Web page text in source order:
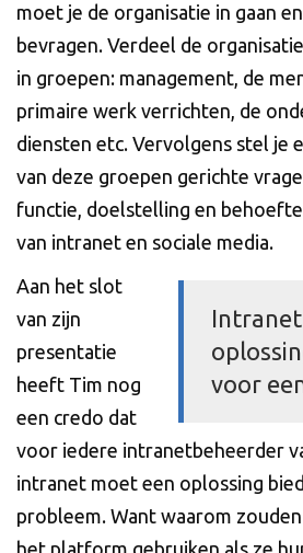
moet je de organisatie in gaan
bevragen. Verdeel de
in groepen: management, de
primaire werk verrichten, de
diensten etc. Vervolgens stel je
van deze groepen gerichte
functie, doelstelling en
van intranet en sociale media.
voor
Aan het slot
van zijn
presentatie
heeft Tim nog
een credo dat
voor iedere intranetbeheerder
intranet moet een oplossing
probleem. Want waarom
het platform gebruiken als ze